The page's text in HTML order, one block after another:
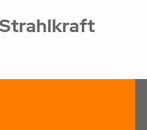
Strahlkraft